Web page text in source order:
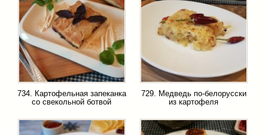
734. Картофельная запеканка
со свекольной ботвой
729. Медведь по-белорусски
из картофеля